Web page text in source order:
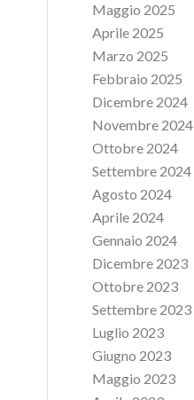
Maggio 2025
Aprile 2025
Marzo 2025
Febbraio 2025
Dicembre 2024
Novembre 2024
Ottobre 2024
Settembre 2024
Agosto 2024
Aprile 2024
Gennaio 2024
Dicembre 2023
Ottobre 2023
Settembre 2023
Luglio 2023
Giugno 2023
Maggio 2023